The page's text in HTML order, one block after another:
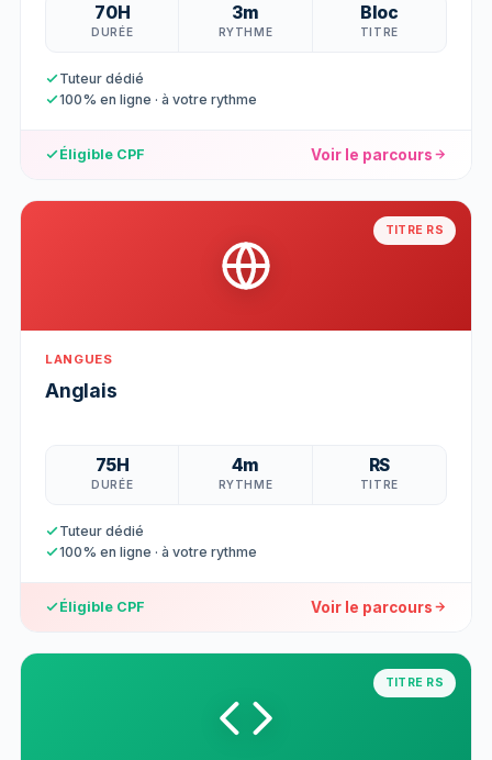
70H
DURÉE
3m
RYTHME
Bloc
TITRE
Tuteur dédié
100% en ligne · à votre rythme
Éligible CPF Voir le parcours
TITRE RS
LANGUES
Anglais
75H
DURÉE
4m
RYTHME
RS
TITRE
Tuteur dédié
100% en ligne · à votre rythme
Éligible CPF Voir le parcours
TITRE RS